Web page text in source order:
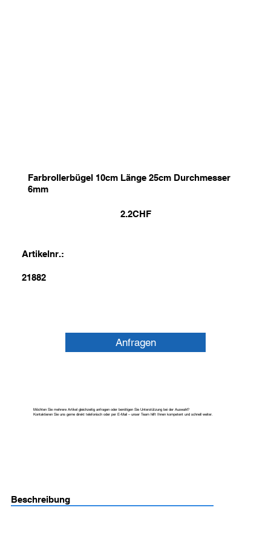
Farbrollerbügel 10cm Länge 25cm Durchmesser
6mm
2.2CHF
Artikelnr.:
21882
Anfragen
Möchten Sie mehrere Artikel gleichzeitig anfragen oder benötigen Sie Unterstützung bei der Auswahl?
Kontaktieren Sie uns gerne direkt telefonisch oder per E-Mail – unser Team hilft Ihnen kompetent und schnell weiter.
Beschreibung